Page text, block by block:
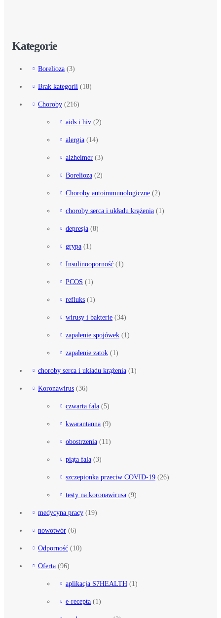
Kategorie
Borelioza (3)
Brak kategorii (18)
Choroby (216)
aids i hiv (2)
alergia (14)
alzheimer (3)
Borelioza (2)
Choroby autoimmunologiczne (2)
choroby serca i układu krążenia (1)
depresja (8)
grypa (1)
Insulinooporność (1)
PCOS (1)
refluks (1)
wirusy i bakterie (34)
zapalenie spojówek (1)
zapalenie zatok (1)
choroby serca i układu krążenia (1)
Koronawirus (36)
czwarta fala (5)
kwarantanna (9)
obostrzenia (11)
piąta fala (3)
szczepionka przeciw COVID-19 (26)
testy na koronawirusa (9)
medycyna pracy (19)
nowotwór (6)
Odporność (10)
Oferta (96)
aplikacja S7HEALTH (1)
e-recepta (1)